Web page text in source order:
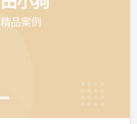
精品案例